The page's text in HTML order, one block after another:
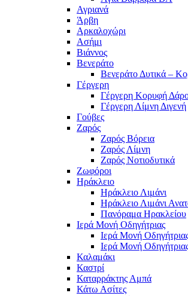
Αγριανά
Άρβη
Αρκαλοχώρι
Ασήμι
Βιάννος
Βενεράτο
Βενεράτο Δυτικά –
Γέργερη
Γέργερη Κορυφή
Γέργερη Λίμνη Διγενή
Γούβες
Ζαρός
Ζαρός Βόρεια
Ζαρός Λίμνη
Ζαρός Νοτιοδυτικά
Ζωφόροι
Ηράκλειο
Ηράκλειο Λιμάνι
Ηράκλειο Λιμάνι
Πανόραμα Ηρακλείου
Ιερά Μονή Οδηγήτριας
Ιερά Μονή
Ιερά Μονή
Καλαμάκι
Καστρί
Καταρράκτης Αμπά
Κάτω Ασίτες